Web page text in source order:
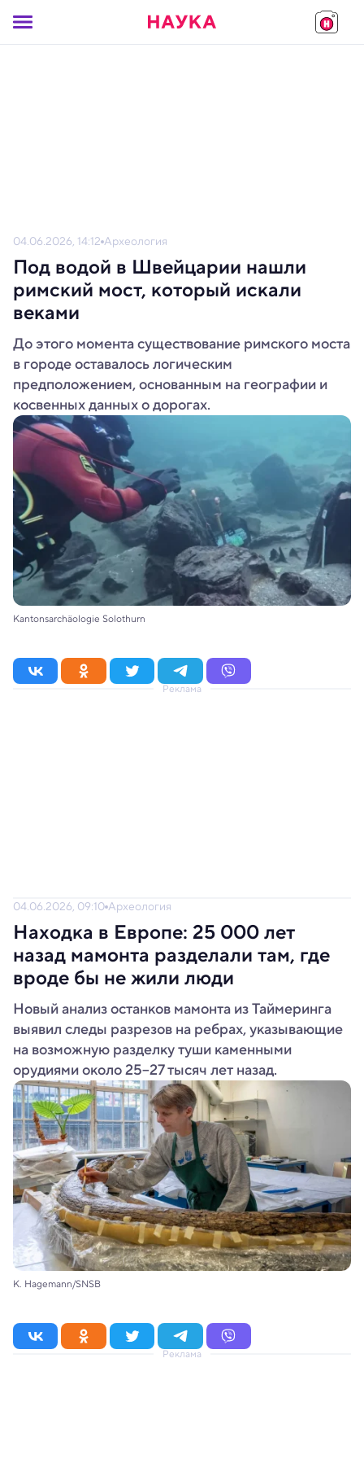
04.06.2026, 14:12 Археология
Под водой в Швейцарии нашли
римский мост, который искали
веками
До этого момента существование римского моста
в городе оставалось логическим
предположением, основанным на географии и
косвенных данных о дорогах.
Kantonsarchäologie Solothurn
Реклама
04.06.2026, 09:10 Археология
Находка в Европе: 25 000 лет
назад мамонта разделали там, где
вроде бы не жили люди
Новый анализ останков мамонта из Таймеринга
выявил следы разрезов на ребрах, указывающие
на возможную разделку туши каменными
орудиями около 25–27 тысяч лет назад.
K. Hagemann/SNSB
Реклама